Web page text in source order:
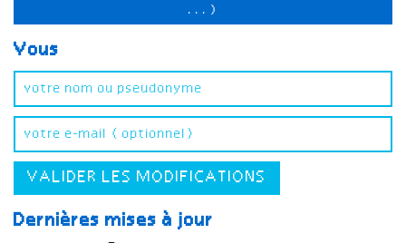
...)
Vous
VALIDER LES MODIFICATIONS
Dernières mises à jour